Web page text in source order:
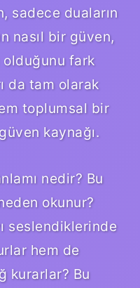
sadece duaların
nasıl bir güven,
olduğunu fark
da tam olarak
toplumsal bir
kaynağı.
nedir? Bu
okunur?
seslendiklerinde
hem de
kurarlar? Bu